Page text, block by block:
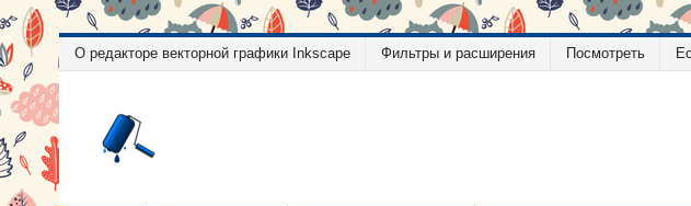
Перейти
к
содержимому
О редакторе векторной графики Inkscape Фильтры и расширения Посмотреть